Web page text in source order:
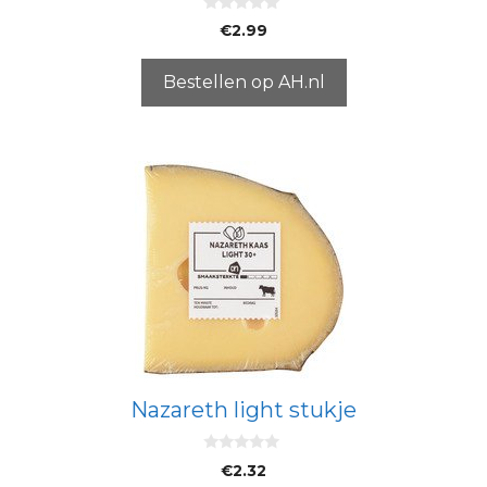
5
€2.99
Bestellen op AH.nl
Nazareth light stukje
€2.32